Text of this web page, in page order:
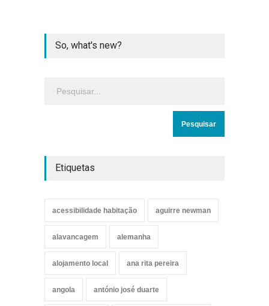
So, what's new?
Etiquetas
acessibilidade habitação aguirre newman
alavancagem alemanha
alojamento local ana rita pereira
angola antónio josé duarte